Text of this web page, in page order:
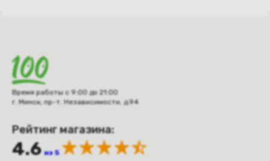
Время работы с 9:00 до 21:00
г. Минск, пр-т. Независимости, д.94
Рейтинг магазина:
4.6 из 5